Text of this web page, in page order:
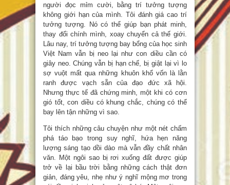
người đọc mỉm cười, bằng trí tưởng tượng
không giới hạn của mình. Tôi đánh giá cao trí
tưởng tượng. Nó có thể giúp bạn phát minh,
thay đổi chính mình, xoay chuyển cả thế giới.
Lâu nay, trí tưởng tượng bay bổng của học sinh
Việt Nam vẫn bị neo lại như con diều cần có
giây neo. Chúng vẫn bị hạn chế, bị giật lại vì lo
sợ vuột mất qua những khuôn khổ vốn là lằn
ranh được vạch sẵn của đạo đức xã hội.
Nhưng thực tế đã chứng minh, một khi có cơn
gió tốt, con diều có khung chắc, chúng có thể
bay lên tận những vì sao.
Tôi thích những câu chuyện như một nét chấm
phá táo bạo trong suy nghĩ, hứa hẹn năng
lượng sáng tạo dồi dào mà vẫn đầy chất nhân
văn. Một ngôi sao bị rơi xuống đất được giúp
trở về lại bầu trời bằng những cách thật đơn
giản, đáng yêu, nhẹ như ý nghĩ mộng mơ trong